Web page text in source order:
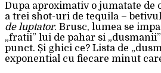
Dupa aproximativ o jumatate de
a trei shot-uri de tequila –
de luptator. Brusc, lumea se
„fratii” lui de pahar si
punct. Și ghici ce? Lista de
exponential cu fiecare minut